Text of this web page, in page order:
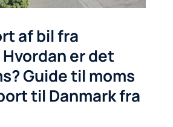
af bil fra
er det
Guide til moms
til Danmark fra